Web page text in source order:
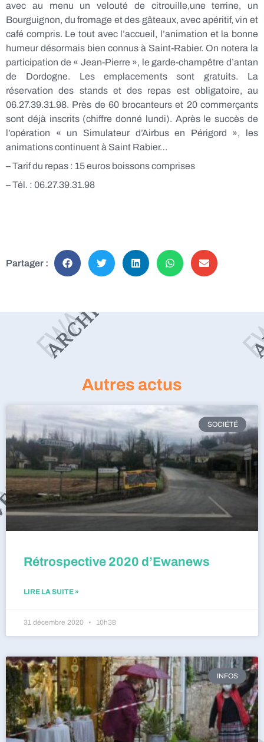
avec au menu un velouté de citrouille,une terrine, un
Bourguignon, du fromage et des gâteaux, avec apéritif, vin et
café compris. Le tout avec l’accueil, l’animation et la bonne
humeur désormais bien connus à Saint-Rabier. On notera la
participation de « Jean-Pierre », le garde-champêtre d’antan
de Dordogne. Les emplacements sont gratuits. La
réservation des stands et des repas est obligatoire, au
06.27.39.31.98. Près de 60 brocanteurs et 20 commerçants
sont déjà inscrits (chiffre donné lundi). Après le succès de
l’opération « un Simulateur d’Airbus en Périgord », les
animations continuent à Saint Rabier…
– Tarif du repas : 15 euros boissons comprises
– Tél. : 06.27.39.31.98
Partager :
Autres actus
SOCIÉTÉ
Rétrospective 2020 d’Ewanews
LIRE LA SUITE »
31 décembre 2020 10h38
INFOS